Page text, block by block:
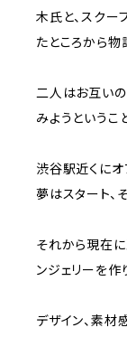
木氏と、スクー
たところから物
二人はお互いの
みようというこ
渋谷駅近くにオ
夢はスタート、
それから現在
ンジェリーを作
デザイン、素材